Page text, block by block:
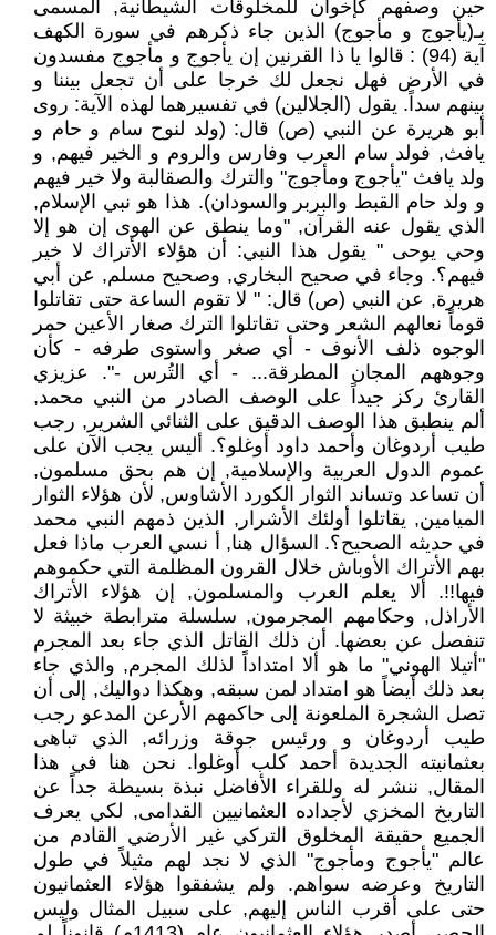
حين وصفهم كإخوان للمخلوقات الشيطانية, المسمى
بـ(يأجوج و مأجوج) الذين جاء ذكرهم في سورة الكهف
آية (94) : قالوا يا ذا القرنين إن يأجوج و مأجوج مفسدون
في الأرض فهل نجعل لك خرجا على أن تجعل بيننا و
بينهم سداً. يقول (الجلالين) في تفسيرهما لهذه الآية: روى
أبو هريرة عن النبي (ص) قال: (ولد لنوح سام و حام و
يافث, فولد سام العرب وفارس والروم و الخير فيهم, و
ولد يافث "يأجوج ومأجوج" والترك والصقالبة ولا خير فيهم
و ولد حام القبط والبربر والسودان). هذا هو نبي الإسلام,
الذي يقول عنه القرآن, "وما ينطق عن الهوى إن هو إلا
وحي يوحى " يقول هذا النبي: أن هؤلاء الأتراك لا خير
فيهم؟. وجاء في صحيح البخاري, وصحيح مسلم, عن أبي
هريرة, عن النبي (ص) قال: " لا تقوم الساعة حتى تقاتلوا
قوماً نعالهم الشعر وحتى تقاتلوا الترك صغار الأعين حمر
الوجوه ذلف الأنوف - أي صغر واستوى طرفه - كأن
وجوههم المجان المطرقة... - أي التُرس -". عزيزي
القارئ ركز جيداً على الوصف الصادر من النبي محمد,
ألم ينطبق هذا الوصف الدقيق على الثنائي الشرير, رجب
طيب أردوغان وأحمد داود أوغلو؟. أليس يجب الآن على
عموم الدول العربية والإسلامية, إن هم بحق مسلمون,
أن تساعد وتساند الثوار الكورد الأشاوس, لأن هؤلاء الثوار
الميامين, يقاتلوا أولئك الأشرار, الذين ذمهم النبي محمد
في حديثه الصحيح؟. السؤال هنا, أ نسي العرب ماذا فعل
بهم الأتراك الأوباش خلال القرون المظلمة التي حكموهم
فيها!!. ألا يعلم العرب والمسلمون, إن هؤلاء الأتراك
الأراذل, وحكامهم المجرمون, سلسلة مترابطة خبيثة لا
تنفصل عن بعضها. أن ذلك القاتل الذي جاء بعد المجرم
"أتيلا الهوني" ما هو ألا امتداداً لذلك المجرم, والذي جاء
بعد ذلك أيضاً هو امتداد لمن سبقه, وهكذا دواليك, إلى أن
تصل الشجرة الملعونة إلى حاكمهم الأرعن المدعو رجب
طيب أردوغان و ورئيس جوقة وزرائه, الذي تباهى
بعثمانيته الجديدة أحمد كلب أوغلوا. نحن هنا في هذا
المقال, ننشر له وللقراء الأفاضل نبذة بسيطة جداً عن
التاريخ المخزي لأجداده العثمانيين القدامى, لكي يعرف
الجميع حقيقة المخلوق التركي غير الأرضي القادم من
عالم "يأجوج ومأجوج" الذي لا نجد لهم مثيلاً في طول
التاريخ وعرضه سواهم. ولم يشفقوا هؤلاء العثمانيون
حتى على أقرب الناس إليهم, على سبيل المثال وليس